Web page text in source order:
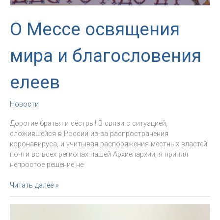
О Мессе освящения
мира и благословения
елеев
Новости
Дорогие братья и сёстры! В связи с ситуацией,
сложившейся в России из-за распространения
коронавируса, и учитывая распоряжения местных властей
почти во всех регионах нашей Архиепархии, я принял
непростое решение не
О
Мессе
освящения
Читать далее »